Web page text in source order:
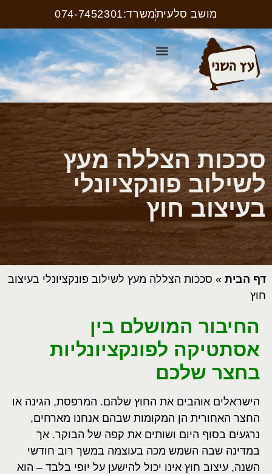
מושב סלעיתמשרד:074-7452301
סככות הצללה מעץ
לשילוב פונקציונלי
בעיצוב חוץ
דף הבית » סככות הצללה מעץ לשילוב פונקציונלי בעיצוב
חוץ
החיבור המושלם בין
אסתטיקה לפונקציונליות
בחצר שלכם
הישראלים אוהבים את החוץ שלהם. המרפסת, הגינה או
החצר האחורית הן המקומות שבהם אנחנו מארחים,
נרגעים בסוף היום ושותים את קפה של הבוקר. אך
במדינה שבה השמש מכה בעוצמה במשך רוב חודשי
השנה, עיצוב חוץ אינו יכול להישען על יופי בלבד – הוא